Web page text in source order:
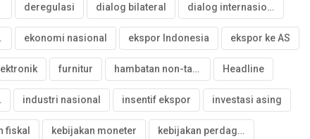
deregulasi dialog bilateral dialog internasional
ekonomi nasional ekspor Indonesia ekspor ke AS
furnitur hambatan non-tarif Headline
industri nasional insentif ekspor investasi asing
fiskal kebijakan moneter kebijakan perdagangan